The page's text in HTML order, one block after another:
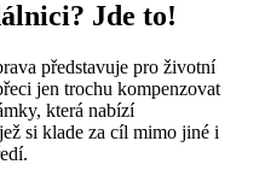
Jde to!
představuje pro životní
jen trochu kompenzovat
která nabízí
si klade za cíl mimo jiné i